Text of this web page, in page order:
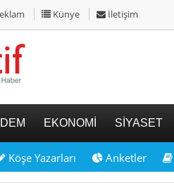
Künye İletişim
EKONOMİ SİYASET
Köşe Yazarları Anketler